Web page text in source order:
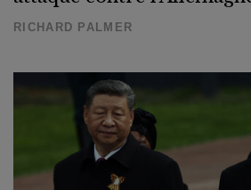
RICHARD PALMER